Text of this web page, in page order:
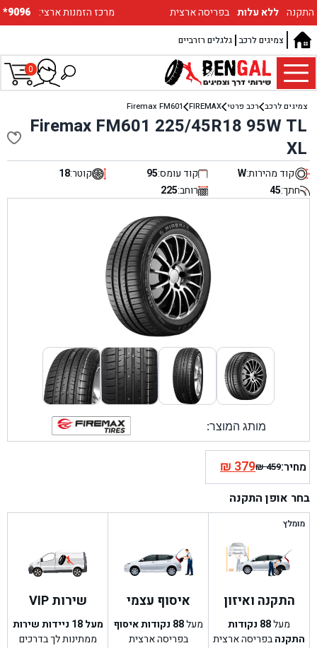
*9096 :מרכז הזמנות ארצי התקנה ללא עלות בפריסה ארצית
גלגלים רזרביים צמיגים לרכב
0
צמיגים לרכב רכב פרטי FIREMAX
Firemax FM601
Firemax FM601 225/45R18 95W TL
XL
קוד מהירות:W קוד עומס:95 קוטר:18
חתך:45 רוחב:225
מותג המוצר:
מחיר: ₪459
המחיר
המקורי
היה:
₪379המחיר
הנוכחי
הוא:
בחר אופן התקנה
מומלץ
התקנה ואיזון
מעל88 נקודות
התקנהבפריסה ארצית
איסוף עצמי
מעל88 נקודות איסוף
בפריסה ארצית
שירות VIP
מעל 18 ניידות שירות
ממתינות לך בדרכים